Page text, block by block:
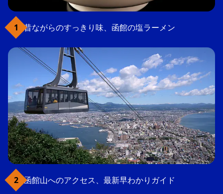
昔ながらのすっきり味、函館の塩ラーメン
函館山へのアクセス、最新早わかりガイド